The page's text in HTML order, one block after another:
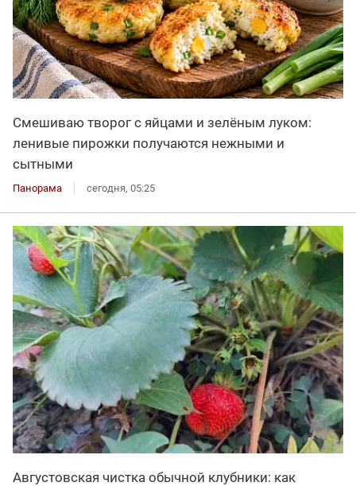
Смешиваю творог с яйцами и зелёным луком:
ленивые пирожки получаются нежными и
сытными
Панорама сегодня, 05:25
Августовская чистка обычной клубники: как